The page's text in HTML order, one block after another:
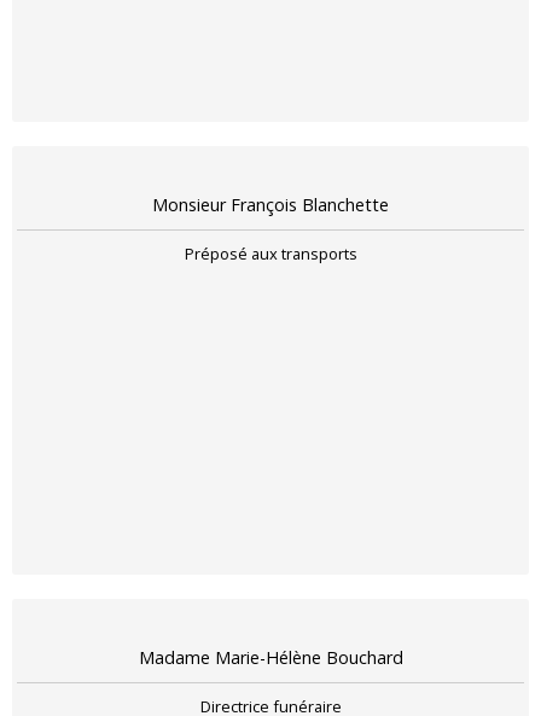
Monsieur François Blanchette
Préposé aux transports
Madame Marie-Hélène Bouchard
Directrice funéraire